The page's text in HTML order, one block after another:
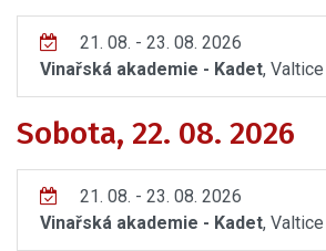
21. 08. - 23. 08. 2026
Vinařská akademie - Kadet, Valtice
Sobota, 22. 08. 2026
21. 08. - 23. 08. 2026
Vinařská akademie - Kadet, Valtice